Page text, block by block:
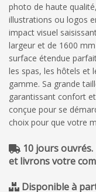
photo de haute
illustrations ou logos
impact visuel
largeur et de 1600
surface étendue
les spas, les hôtels et
gamme. Sa grande
garantissant confort
conçue pour se
choix pour que votre
10 jours
et livrons votre
Disponible à